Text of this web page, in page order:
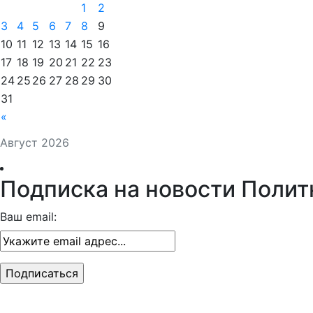
Август 2026
«
1
2
3
4 5 6 7 8
9
10 11 12 13 14 15 16
17 18 19 20 21 22 23
24 25 26 27 28 29 30
31
Подписка на новости
Ваш email: